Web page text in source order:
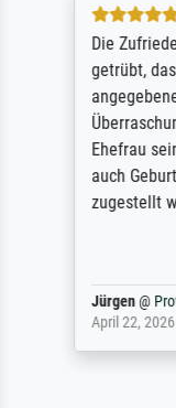
Die
getrübt,
Ehefrau
auch
zugestellt
Jürgen@
April 22, 2026